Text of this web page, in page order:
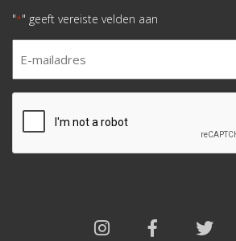
"*" geeft vereiste velden aan
*